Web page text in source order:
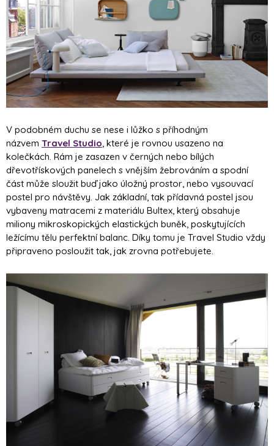
V podobném duchu se nese i lůžko s příhodným
názvem Travel Studio, které je rovnou usazeno na
kolečkách. Rám je zasazen v černých nebo bílých
dřevotřískových panelech s vnějším žebrováním a spodní
část může sloužit buď jako úložný prostor, nebo vysouvací
postel pro návštěvy. Jak základní, tak přídavná postel jsou
vybaveny matracemi z materiálu Bultex, který obsahuje
miliony mikroskopických elastických buněk, poskytujících
ležícímu tělu perfektní balanc. Díky tomu je Travel Studio vždy
připraveno posloužit tak, jak zrovna potřebujete.